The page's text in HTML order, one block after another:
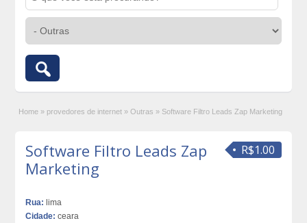
Home » provedores de internet » Outras » Software Filtro Leads Zap Marketing
R$1.00
Software Filtro Leads Zap
Marketing
Rua: lima
Cidade: ceara